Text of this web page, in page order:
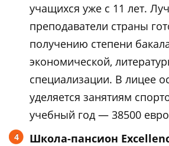
учащихся уже с 11 лет.
преподаватели страны
получению степени
экономической,
специализации. В лицее
уделяется занятиям
учебный год — 38500
Школа-пансион